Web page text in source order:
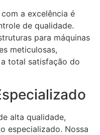
a excelência é
de qualidade.
para máquinas
meticulosas,
total satisfação do
alta qualidade,
especializado. Nossa